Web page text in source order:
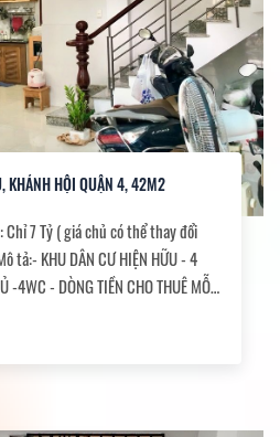
KHÁNH HỘI QUẬN 4, 42M2
7 Tỷ ( giá chủ có thể thay đổi
tả:- KHU DÂN CƯ HIỆN HỮU - 4
-4WC - DÒNG TIỀN CHO THUÊ MỖI
6M dài 7M Hoàn công đủ trệt +
hoàn công đủ.Sổ sẵn công